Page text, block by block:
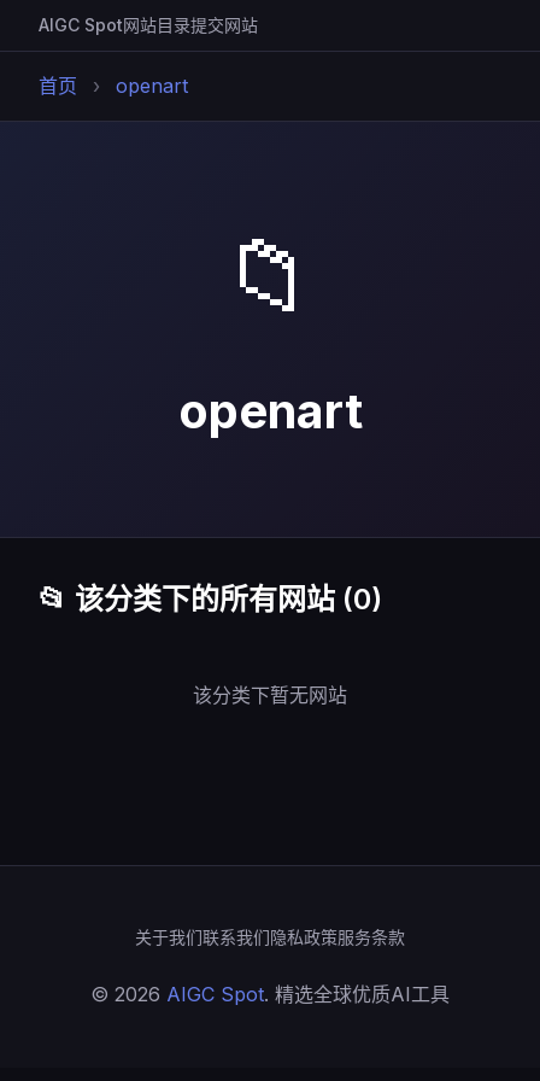
AIGC Spot网站目录提交网站
首页 › openart
📁
openart
📂 该分类下的所有网站 (0)
该分类下暂无网站
关于我们联系我们隐私政策服务条款
© 2026 AIGC Spot. 精选全球优质AI工具